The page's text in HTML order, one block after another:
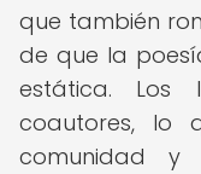
que también
de que la
estática. Los
coautores, lo
comunidad